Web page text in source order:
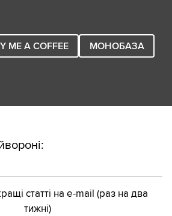
ME A COFFEE
МОНОБАЗА
статті на e-mail (раз на два
тижні)